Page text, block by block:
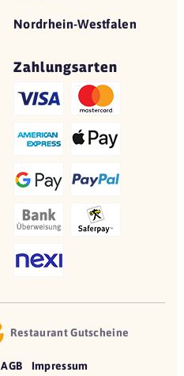
Nordrhein-Westfalen
Zahlungsarten
Restaurant Gutscheine
AGB Impressum